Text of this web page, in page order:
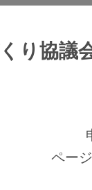
り協議
ペー